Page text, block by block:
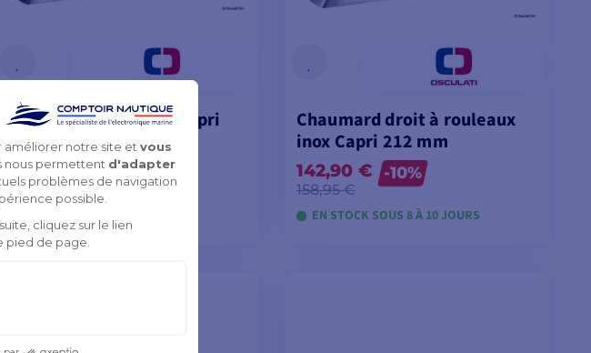
Chaumard droit inox Capri
120 mm
30,90 €
34,34 €
-10%
Chaumard droit à rouleaux
inox Capri 212 mm
142,90 €
158,95 €
-10%
EN STOCK SOUS 8 À 10 JOURS